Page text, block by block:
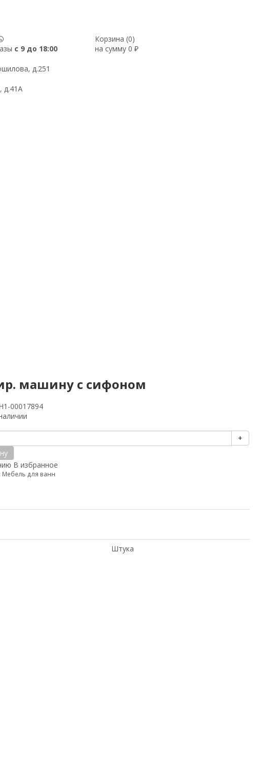
с 9 до 18:00
д.251
д.41А
Корзина (0)
на сумму 0 ₽
машину с сифоном
00017894
+
В избранное
Мебель для ванн
Штука